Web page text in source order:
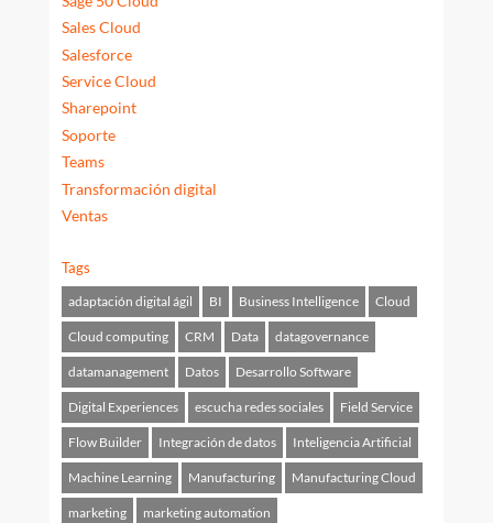
Sales Cloud
Salesforce
Service Cloud
Sharepoint
Soporte
Teams
Transformación digital
Ventas
Tags
adaptación digital ágil BI Business Intelligence Cloud
Cloud computing CRM Data datagovernance
datamanagement Datos Desarrollo Software
Digital Experiences escucha redes sociales Field Service
Flow Builder Integración de datos Inteligencia Artificial
Machine Learning Manufacturing Manufacturing Cloud
marketing marketing automation